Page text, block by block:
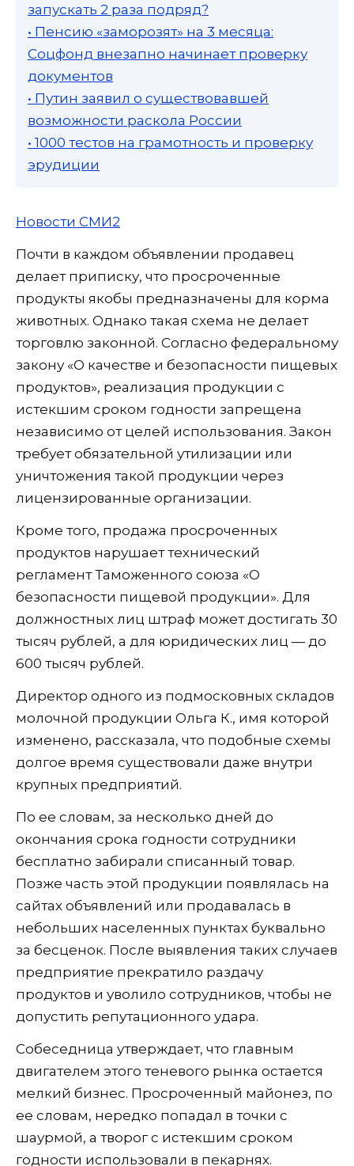
запускать 2 раза подряд?
• Пенсию «заморозят» на 3 месяца:
Соцфонд внезапно начинает проверку
документов
• Путин заявил о существовавшей
возможности раскола России
• 1000 тестов на грамотность и проверку
эрудиции
Новости СМИ2
Почти в каждом объявлении продавец
делает приписку, что просроченные
продукты якобы предназначены для корма
животных. Однако такая схема не делает
торговлю законной. Согласно федеральному
закону «О качестве и безопасности пищевых
продуктов», реализация продукции с
истекшим сроком годности запрещена
независимо от целей использования. Закон
требует обязательной утилизации или
уничтожения такой продукции через
лицензированные организации.
Кроме того, продажа просроченных
продуктов нарушает технический
регламент Таможенного союза «О
безопасности пищевой продукции». Для
должностных лиц штраф может достигать 30
тысяч рублей, а для юридических лиц — до
600 тысяч рублей.
Директор одного из подмосковных складов
молочной продукции Ольга К., имя которой
изменено, рассказала, что подобные схемы
долгое время существовали даже внутри
крупных предприятий.
По ее словам, за несколько дней до
окончания срока годности сотрудники
бесплатно забирали списанный товар.
Позже часть этой продукции появлялась на
сайтах объявлений или продавалась в
небольших населенных пунктах буквально
за бесценок. После выявления таких случаев
предприятие прекратило раздачу
продуктов и уволило сотрудников, чтобы не
допустить репутационного удара.
Собеседница утверждает, что главным
двигателем этого теневого рынка остается
мелкий бизнес. Просроченный майонез, по
ее словам, нередко попадал в точки с
шаурмой, а творог с истекшим сроком
годности использовали в пекарнях.